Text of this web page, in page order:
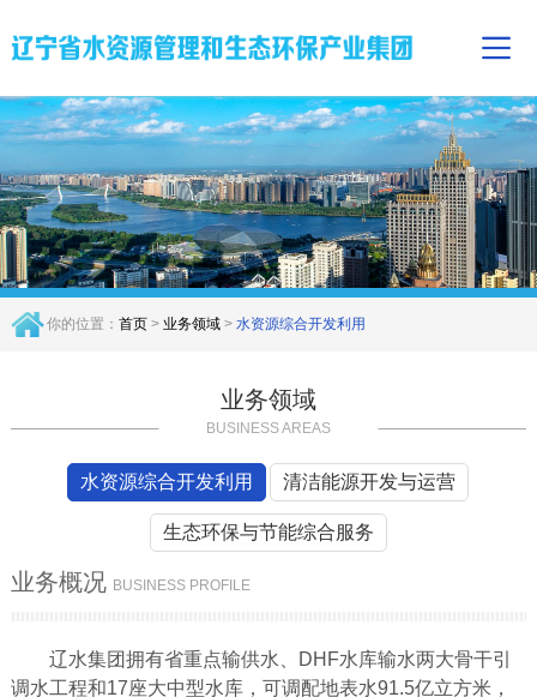
你的位置： 首页> 业务领域> 水资源综合开发利用
业务领域
BUSINESS AREAS
水资源综合开发利用 清洁能源开发与运营
生态环保与节能综合服务
业务概况 BUSINESS PROFILE
辽水集团拥有省重点输供水、DHF水库输水两大骨干引
调水工程和17座大中型水库，可调配地表水91.5亿立方米，